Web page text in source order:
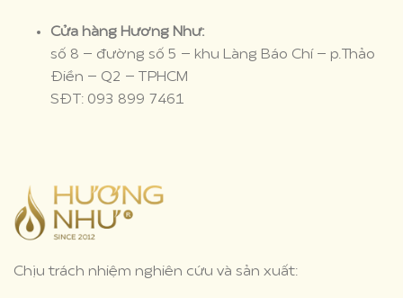
Cửa hàng Hương Như:
số 8 – đường số 5 – khu Làng Báo Chí – p.Thảo
Điền – Q2 – TPHCM
SĐT: 093 899 7461
Chịu trách nhiệm nghiên cứu và sản xuất: